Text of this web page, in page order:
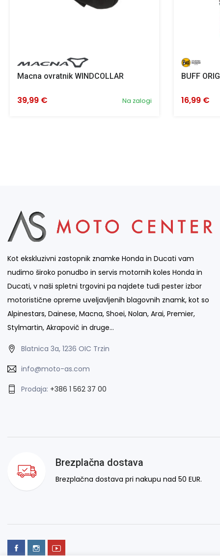
Macna ovratnik WINDCOLLAR
Na zalogi
39,99 €
BUFF
16,99 €
Kot ekskluzivni zastopnik znamke Honda in Ducati vam
nudimo široko ponudbo in servis motornih koles Honda in
Ducati, v naši spletni trgovini pa najdete tudi pester izbor
motoristične opreme uveljavljenih blagovnih znamk, kot so
Alpinestars, Dainese, Macna, Shoei, Nolan, Arai, Premier,
Stylmartin, Akrapovič in druge…
Blatnica 3a, 1236 OIC Trzin
info@moto-as.com
Prodaja: +386 1 562 37 00
Brezplačna dostava
Brezplačna dostava pri nakupu nad 50 EUR.